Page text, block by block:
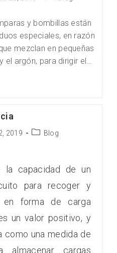
y bombillas están
especiales, en razón
mezclan en pequeñas
el argón, para dirigir el…
2019 Blog
la capacidad de un
para recoger y
en forma de carga
un valor positivo, y
como una medida de
almacenar cargas